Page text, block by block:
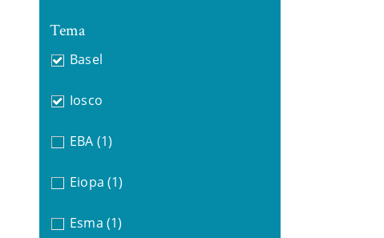
Tema
Basel
Iosco
EBA (1)
Eiopa (1)
Esma (1)